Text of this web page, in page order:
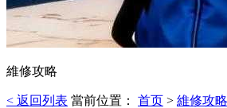
維修攻略
< 返回列表 當前位置： 首页 > 維修攻略